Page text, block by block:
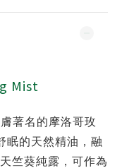
Mist
著名的摩洛哥玫
眠的天然精油，融
竺葵純露，可作為